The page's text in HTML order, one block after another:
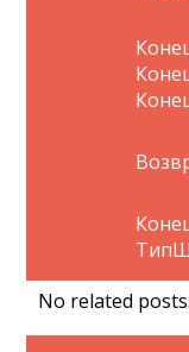
No related posts.